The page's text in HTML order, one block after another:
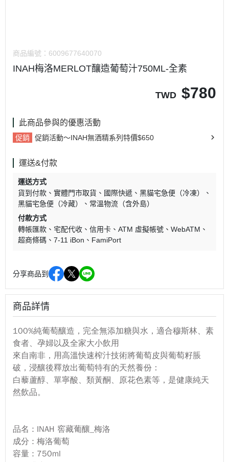
商品編號： 6009677640070
INAH梅洛MERLOT釀造葡萄汁750ML-全素
TWD $780
此商品參與的優惠活動
促銷 促銷活動～INAH無酒精系列特價$650
運送&付款
運送方式
貨到付款
實體門市取貨 國際快遞
黑貓宅急便（冷凍）
黑貓宅急便（冷藏）
常溫物流（含外島）
付款方式
轉帳匯款
宅配代收 信用卡 ATM 虛擬帳號
WebATM
超商條碼
7-11 iBon FamiPort
分享商品到
商品詳情
100%純葡萄釀造，完全無添加糖與水，適合穆斯林、素
食者、孕婦以及全家大小飲用
來自南非，用高溫快速榨汁技術將葡萄皮與葡萄籽脹
破，浸釀後釋放出葡萄特有的天然養份：
白藜蘆醇、單寧酸、類黃酮、原花色素等，是健康純天
然飲品。
品名 : INAH 窖藏葡釀_梅洛
成分 : 梅洛葡萄
容量 : 750ml